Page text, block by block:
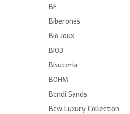
BF
Biberones
Bio Joux
BIO3
Bisuteria
BOHM
Bondi Sands
Bow Luxury Collection